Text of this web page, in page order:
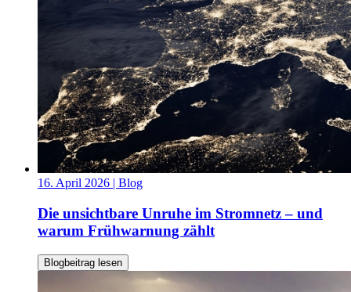
16. April 2026 | Blog
Die unsichtbare Unruhe im Stromnetz – und
warum Frühwarnung zählt
Blogbeitrag lesen